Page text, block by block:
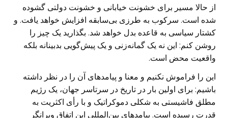
از حالا مسیر برای خشونت خیابانی و خشونت دولتی گشوده
شده است. سرکوب‌ به طرزی بی‌سابقه افزایش خواهد یافت. و
کشتار سیاسی به قاعده بدل خواهد شد. بگذارید یک چیز را
روشن کنم: این نه یک گمانه‌زنی و یک پیش‌گویی بدبینانه بلکه
واقعیت محض است.
این را فراموش نکنیم و معنا و پیامدهای آن را در نظر داشته
باشیم: برای اولین بار در تاریخ در سرتاسر جهان، یک رژیم
مطلق فاشیستی به شکلی دموکراتیک و با رأی اکثریت به
قدرت رسیده است. پیامدهای بین‌المللی این اتفاق ویرانگر